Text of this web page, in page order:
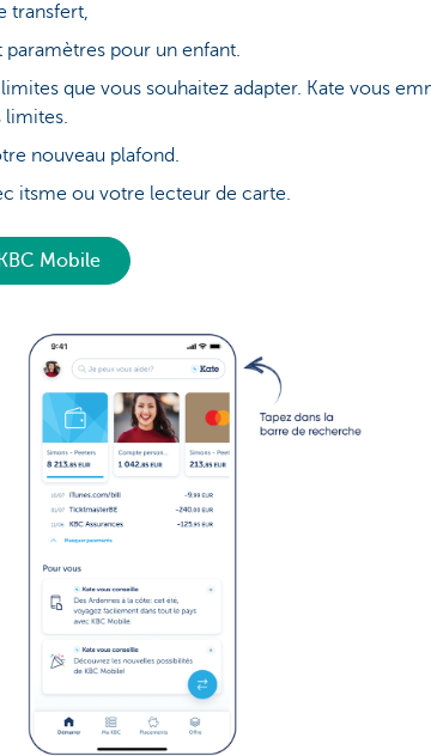
transfert,
paramètres pour un enfant.
que vous souhaitez adapter. Kate vous
limites.
nouveau plafond.
itsme ou votre lecteur de carte.
Mobile